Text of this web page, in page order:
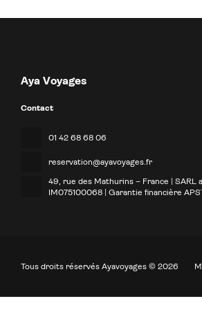
Aya Voyages
Contact
01 42 68 68 06
reservation@ayavoyages.fr
49, rue des Mathurins – France | SARL
IM075100068 | Garantie financière
Tous droits réservés Ayavoyages © 2026